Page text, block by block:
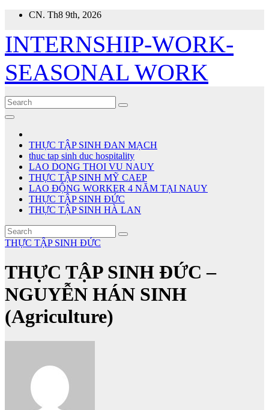
Skip
content
CN. Th8 9th, 2026
INTERNSHIP-WORK-
SEASONAL WORK
THỰC TẬP SINH ĐAN MẠCH
thuc tap sinh duc hospitality
LAO DONG THOI VU NAUY
THỰC TẬP SINH MỸ CAEP
LAO ĐỘNG WORKER 4 NĂM TẠI NAUY
THỰC TẬP SINH ĐỨC
THỰC TẬP SINH HÀ LAN
THỰC TẬP SINH ĐỨC
THỰC TẬP SINH ĐỨC –
NGUYỄN HÁN SINH
(Agriculture)